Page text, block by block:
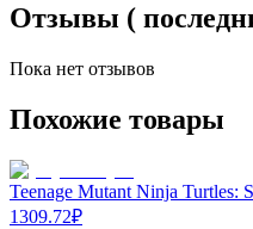
Отзывы (
Пока нет отзывов
Похожие товары
Teenage Mutant Ninja Turtles:
1309.72₽